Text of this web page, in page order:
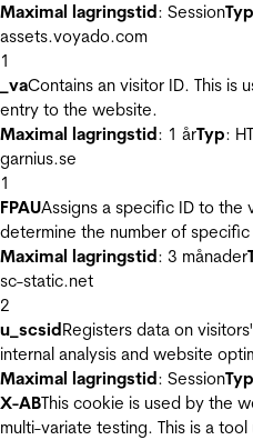
Maximal lagringstid: SessionTyp
assets.voyado.com
1
_vaContains an visitor ID. This is
entry to the website.
Maximal lagringstid: 1 årTyp:
garnius.se
1
FPAUAssigns a specific ID to the
determine the number of
Maximal lagringstid: 3 månader
sc-static.net
2
u_scsidRegisters data on
internal analysis and website
Maximal lagringstid: SessionTyp
X-ABThis cookie is used by the
multi-variate testing. This is a